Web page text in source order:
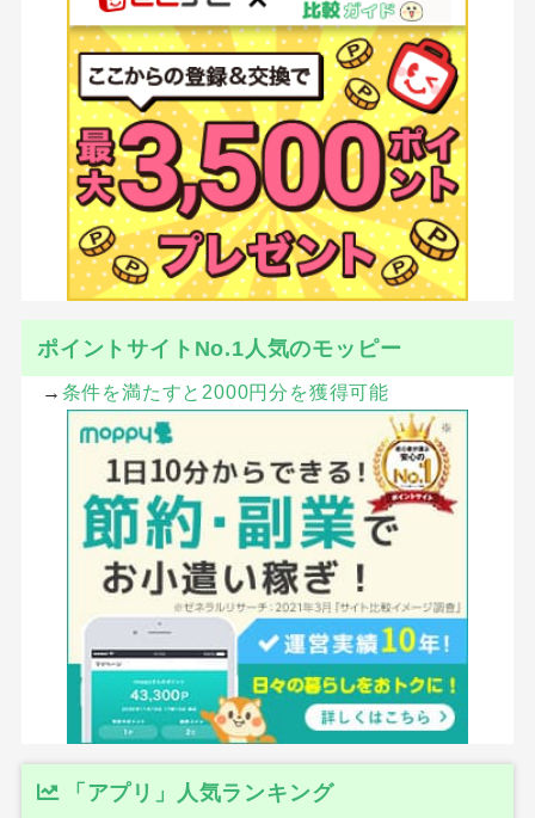
ポイントサイトNo.1人気のモッピー
→ 条件を満たすと2000円分を獲得可能
「アプリ」人気ランキング